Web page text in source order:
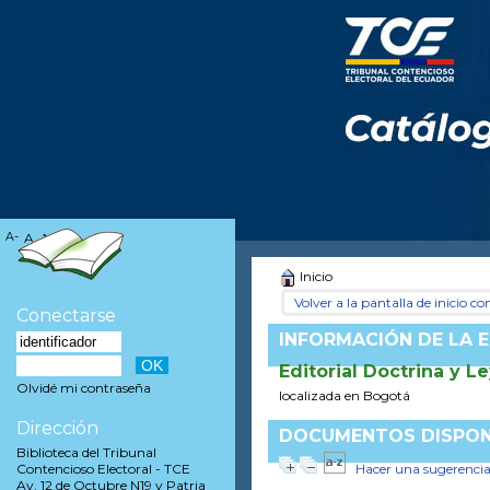
Inicio
Volver a la pantalla de inicio
INFORMACIÓN DE LA
Editorial Doctrina y
localizada en Bogotá
DOCUMENTOS
Hacer una sugerencia
A- A A+
Conectarse
Olvidé mi contraseña
Dirección
Biblioteca del Tribunal
Contencioso Electoral - TCE
Av. 12 de Octubre N19 y Patria